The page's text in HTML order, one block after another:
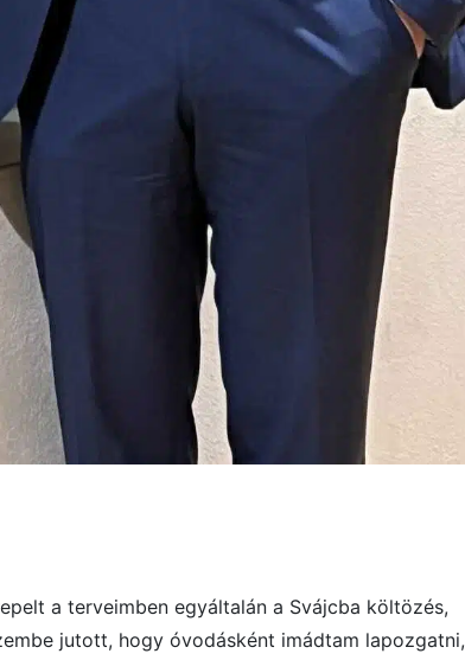
a terveimben egyáltalán a Svájcba költözés,
jutott, hogy óvodásként imádtam lapozgatni,